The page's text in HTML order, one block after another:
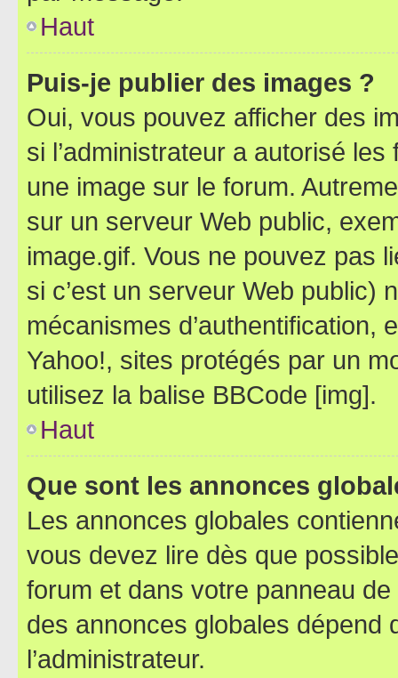
Haut
Puis-je publier des images ?
Oui, vous pouvez afficher des
si l’administrateur a autorisé
une image sur le forum.
sur un serveur Web public,
image.gif. Vous ne pouvez pas
si c’est un serveur Web public)
mécanismes d’authentification,
Yahoo!, sites protégés par un
utilisez la balise BBCode [img].
Haut
Que sont les annonces
Les annonces globales
vous devez lire dès que
forum et dans votre panneau
des annonces globales dépend
l’administrateur.